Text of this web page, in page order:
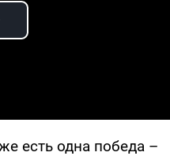
Video
есть одна победа –